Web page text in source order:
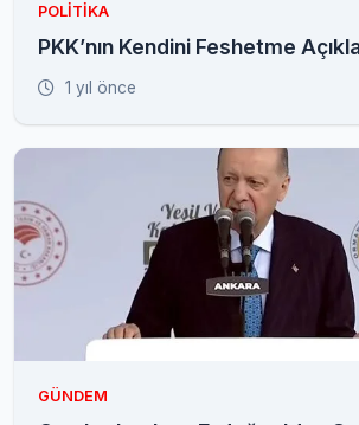
POLITIKA
PKK’nın Kendini Feshetme
1 yıl önce
GÜNDEM